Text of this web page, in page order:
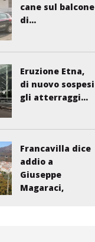
cane sul balcone
di...
Eruzione Etna,
di nuovo sospesi
gli atterraggi...
Francavilla dice
addio a
Giuseppe
Magaraci,